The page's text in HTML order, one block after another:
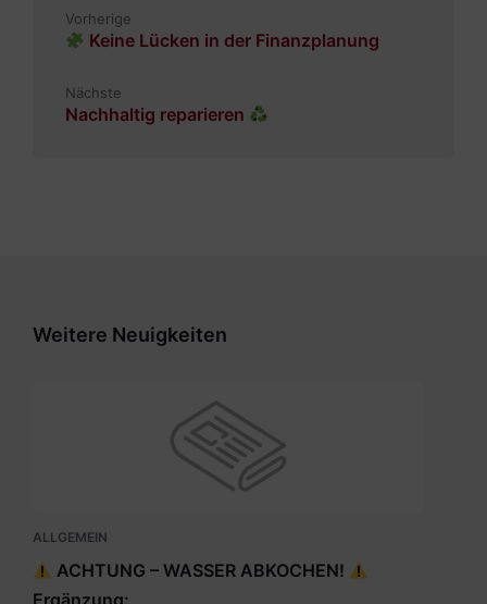
Vorherige
Keine Lücken in der Finanzplanung
Nächste
Nachhaltig reparieren
Weitere Neuigkeiten
ALLGEMEIN
ACHTUNG – WASSER ABKOCHEN!